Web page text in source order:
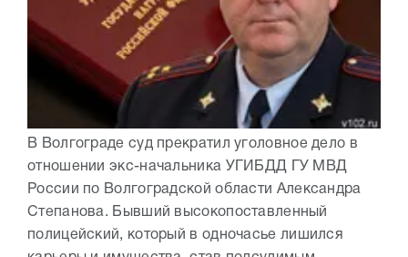
В Волгограде суд прекратил уголовное дело в
отношении экс-начальника УГИБДД ГУ МВД
России по Волгоградской области Александра
Степанова. Бывший высокопоставленный
полицейский, который в одночасье лишился